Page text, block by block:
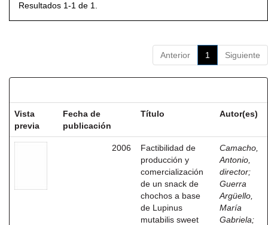
Resultados 1-1 de 1.
Anterior 1 Siguiente
Vista
previa
Fecha de
publicación
Título Autor(es)
2006
Factibilidad de
producción y
comercialización
de un snack de
chochos a base
de Lupinus
mutabilis sweet
Camacho,
Antonio,
director;
Guerra
Argüello,
María
Gabriela;